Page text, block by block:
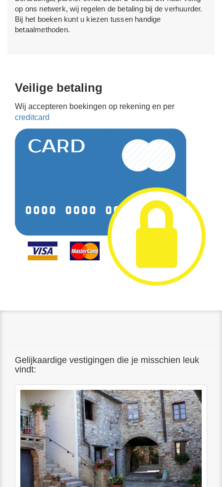
op ons netwerk, wij regelen de betaling bij de verhuurder.
Bij het boeken kunt u kiezen tussen handige
betaalmethoden.
Veilige betaling
Wij accepteren boekingen op rekening en per
creditcard
Gelijkaardige vestigingen die je misschien leuk
vindt: